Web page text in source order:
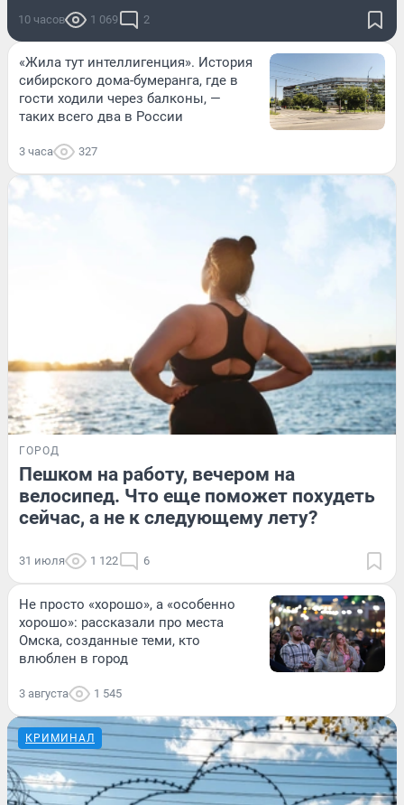
10 часов 1 069 2
«Жила тут интеллигенция». История
сибирского дома-бумеранга, где в
гости ходили через балконы, —
таких всего два в России
3 часа 327
ГОРОД
Пешком на работу, вечером на
велосипед. Что еще поможет похудеть
сейчас, а не к следующему лету?
31 июля 1 122 6
Не просто «хорошо», а «особенно
хорошо»: рассказали про места
Омска, созданные теми, кто
влюблен в город
3 августа 1 545
КРИМИНАЛ